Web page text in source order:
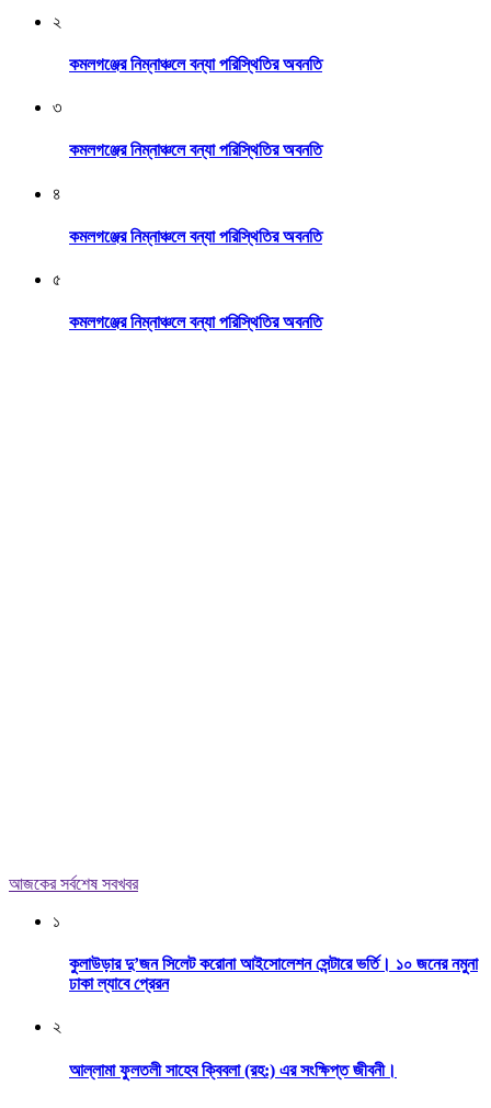
২
কমলগঞ্জের নিম্নাঞ্চলে বন্যা পরিস্থিতির অবনতি
৩
কমলগঞ্জের নিম্নাঞ্চলে বন্যা পরিস্থিতির অবনতি
৪
কমলগঞ্জের নিম্নাঞ্চলে বন্যা পরিস্থিতির অবনতি
৫
কমলগঞ্জের নিম্নাঞ্চলে বন্যা পরিস্থিতির অবনতি
আজকের সর্বশেষ সবখবর
১
কুলাউড়ার দু’জন সিলেট করোনা আইসোলেশন সেন্টারে ভর্তি। ১০ জনের নমুনা
ঢাকা ল্যাবে প্রেরন
২
আল্লামা ফুলতলী সাহেব ক্বিবলা (রহ:) এর সংক্ষিপ্ত জীবনী।